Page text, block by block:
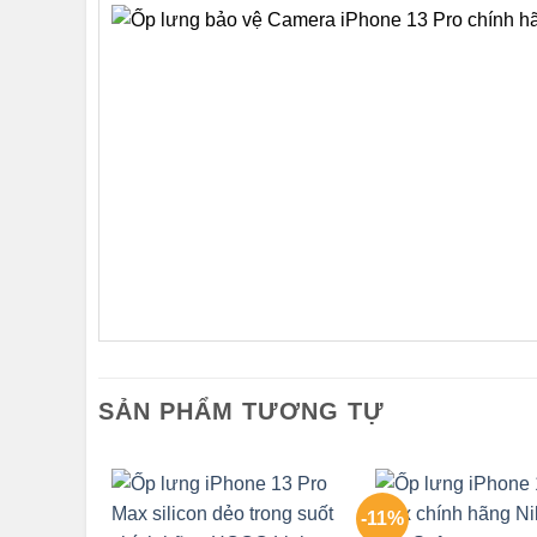
SẢN PHẨM TƯƠNG TỰ
-11%